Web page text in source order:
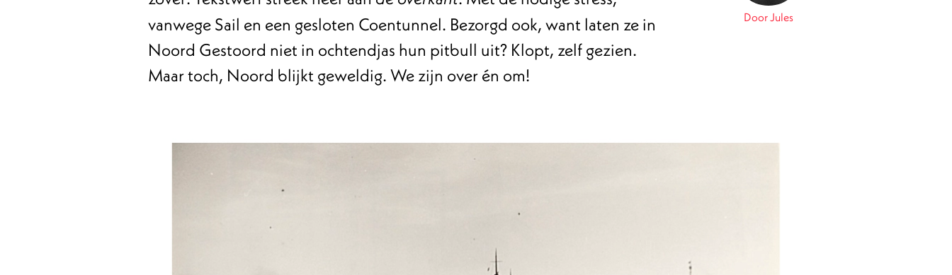
vanwege Sail en een gesloten Coentunnel. Bezorgd ook, want laten ze in
Noord Gestoord niet in ochtendjas hun pitbull uit? Klopt, zelf gezien.
Maar toch, Noord blijkt geweldig. We zijn over én om!
Door Jules